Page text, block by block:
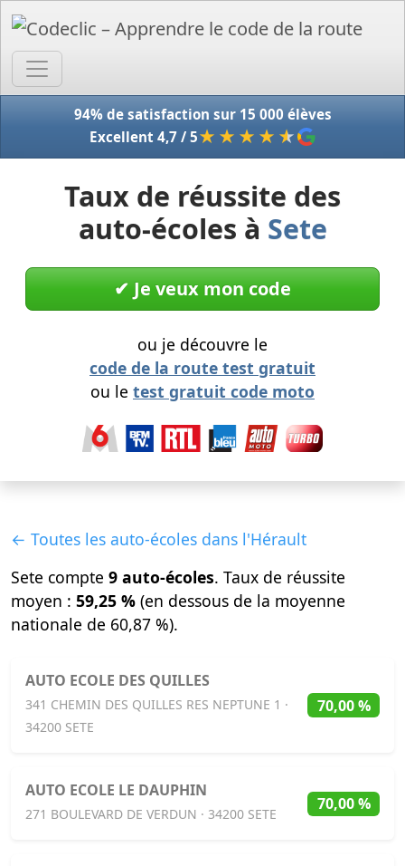
94% de satisfaction sur 15 000 élèves
Excellent 4,7 / 5★★★★ ★
Taux de réussite des
auto-écoles à Sete
✔︎ Je veux mon code
ou je découvre le
code de la route test gratuit
ou le test gratuit code moto
← Toutes les auto-écoles dans l'Hérault
Sete compte 9 auto-écoles. Taux de réussite
moyen : 59,25 % (en dessous de la moyenne
nationale de 60,87 %).
AUTO ECOLE DES QUILLES
341 CHEMIN DES QUILLES RES NEPTUNE 1 ·
34200 SETE
70,00 %
AUTO ECOLE LE DAUPHIN
271 BOULEVARD DE VERDUN · 34200 SETE
70,00 %